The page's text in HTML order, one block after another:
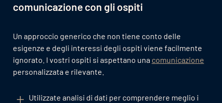
comunicazione con gli ospiti
Un approccio generico che non tiene conto delle
esigenze e degli interessi degli ospiti viene facilmente
ignorato. I vostri ospiti si aspettano una comunicazione
personalizzata e rilevante.
Utilizzate analisi di dati per comprendere meglio i